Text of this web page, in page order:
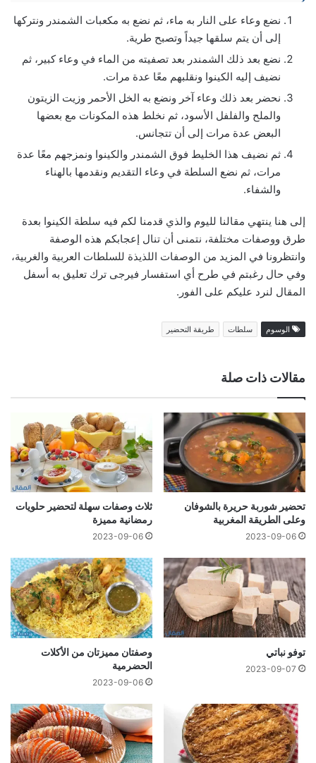
نضع وعاء على النار به ماء، ثم نضع به مكعبات الشمندر ونتركها
إلى أن يتم سلقها جيداً وتصبح طرية.
نضع بعد ذلك الشمندر بعد تصفيته من الماء في وعاء كبير، ثم
نضيف إليه الكينوا ونقلبهم معًا عدة مرات.
نحضر بعد ذلك وعاء آخر ونضع به الخل الأحمر وزيت الزيتون
والملح والفلفل الأسود، ثم نخلط هذه المكونات مع بعضها
البعض عدة مرات إلى أن تتجانس.
ثم نضيف هذا الخليط فوق الشمندر والكينوا ونمزجهم معًا عدة
مرات، ثم نضع السلطة في وعاء التقديم ونقدمها بالهناء
والشفاء.
إلى هنا ينتهي مقالنا لليوم والذي قدمنا لكم فيه سلطة الكينوا بعدة
طرق ووصفات مختلفة، نتمنى أن تنال إعجابكم هذه الوصفة
وانتظرونا في المزيد من الوصفات اللذيذة للسلطات العربية والغربية،
وفي حال رغبتم في طرح أي استفسار فيرجى ترك تعليق به أسفل
المقال لنرد عليكم على الفور.
الوسوم سلطات طريقة التحضير
مقالات ذات صلة
تحضير شوربة حريرة بالشوفان
وعلى الطريقة المغربية
2023-09-06
ثلاث وصفات سهلة لتحضير حلويات
رمضانية مميزة
2023-09-06
توفو نباتي
2023-09-07
وصفتان مميزتان من الأكلات
الحضرمية
2023-09-06